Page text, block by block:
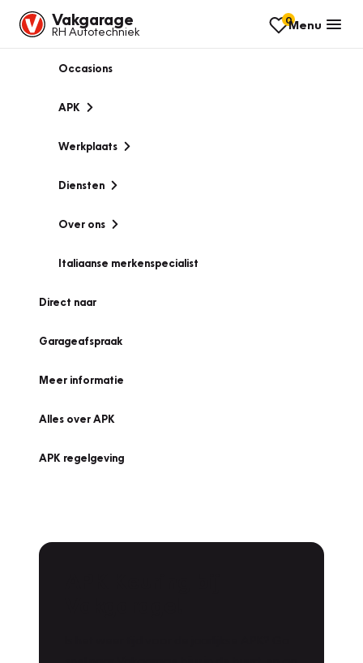
Vakgarage
RH Autotechniek
0Menu
Occasions
APK
Werkplaats
Diensten
Over ons
Italiaanse merkenspecialist
Direct naar
Garageafspraak
Meer informatie
Alles over APK
APK regelgeving